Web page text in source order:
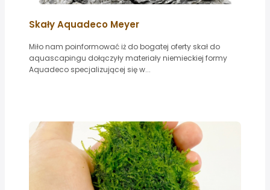
Skały Aquadeco Meyer
Miło nam poinformować iż do bogatej oferty skał do
aquascapingu dołączyły materiały niemieckiej formy
Aquadeco specjalizującej się w...